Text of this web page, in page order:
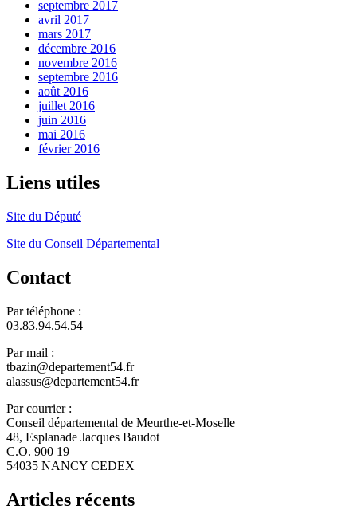
septembre 2017
avril 2017
mars 2017
décembre 2016
novembre 2016
septembre 2016
août 2016
juillet 2016
juin 2016
mai 2016
février 2016
Liens utiles
Site du Député
Site du Conseil Départemental
Contact
Par téléphone :
03.83.94.54.54
Par mail :
tbazin@departement54.fr
alassus@departement54.fr
Par courrier :
Conseil départemental de Meurthe-et-Moselle
48, Esplanade Jacques Baudot
C.O. 900 19
54035 NANCY CEDEX
Articles récents